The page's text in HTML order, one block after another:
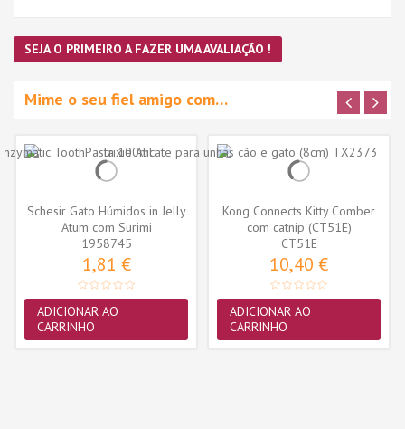
SEJA O PRIMEIRO A FAZER UMA AVALIAÇÃO !
Mime o seu fiel amigo com…
Schesir Gato Húmidos in Jelly
Atum com Surimi
1958745
1,81 €
ADICIONAR AO
CARRINHO
Kong Connects Kitty Comber
com catnip (CT51E)
CT51E
10,40 €
ADICIONAR AO
CARRINHO